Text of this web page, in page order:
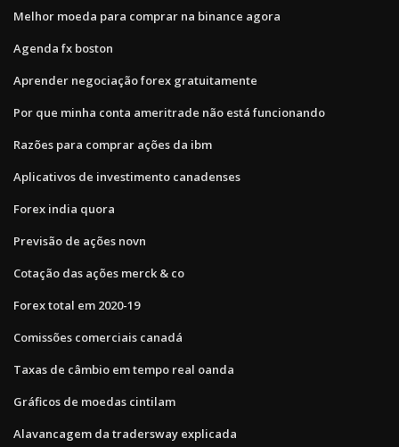
Melhor moeda para comprar na binance agora
Agenda fx boston
Aprender negociação forex gratuitamente
Por que minha conta ameritrade não está funcionando
Razões para comprar ações da ibm
Aplicativos de investimento canadenses
Forex india quora
Previsão de ações novn
Cotação das ações merck & co
Forex total em 2020-19
Comissões comerciais canadá
Taxas de câmbio em tempo real oanda
Gráficos de moedas cintilam
Alavancagem da tradersway explicada